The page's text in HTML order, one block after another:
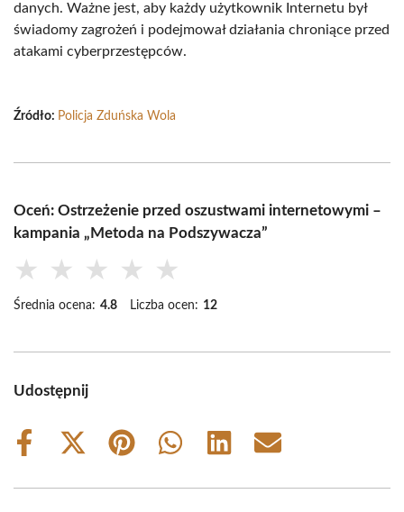
danych. Ważne jest, aby każdy użytkownik Internetu był
świadomy zagrożeń i podejmował działania chroniące przed
atakami cyberprzestępców.
Źródło: Policja Zduńska Wola
Oceń: Ostrzeżenie przed oszustwami internetowymi –
kampania „Metoda na Podszywacza”
★ ★ ★ ★ ★
Średnia ocena: 4.8 Liczba ocen: 12
Udostępnij
Share
Share
(Twitter)
Share
Share
Share
Share